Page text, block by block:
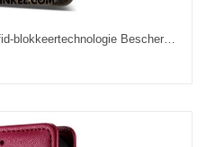
Folio-hoesje Oppo Reno 12 5g Rfid-blokkeertechnologie Bescherming Hoesje